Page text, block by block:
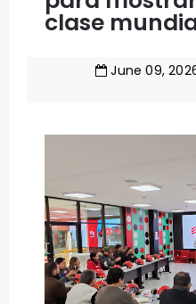
clase
June 09,